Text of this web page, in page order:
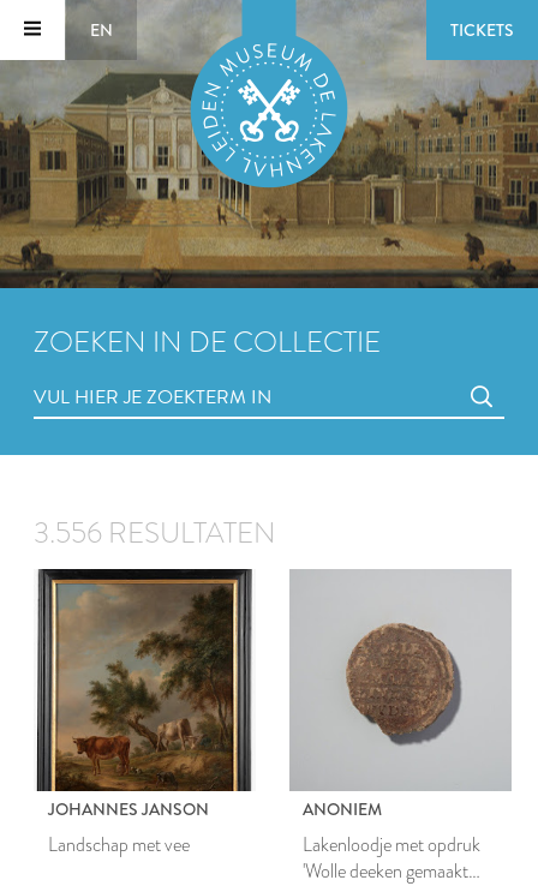
EN TICKETS
ZOEKEN IN DE COLLECTIE
3.556 RESULTATEN
JOHANNES JANSON
Landschap met vee
ANONIEM
Lakenloodje met opdruk
'Wolle deeken gemaakt